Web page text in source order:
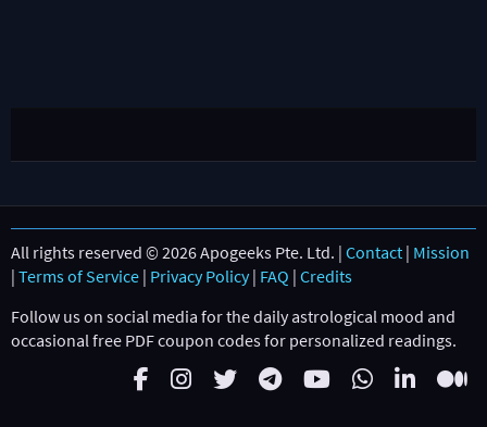
All rights reserved © 2026 Apogeeks Pte. Ltd. | Contact | Mission
| Terms of Service | Privacy Policy| FAQ | Credits
Follow us on social media for the daily astrological mood and
occasional free PDF coupon codes for personalized readings.